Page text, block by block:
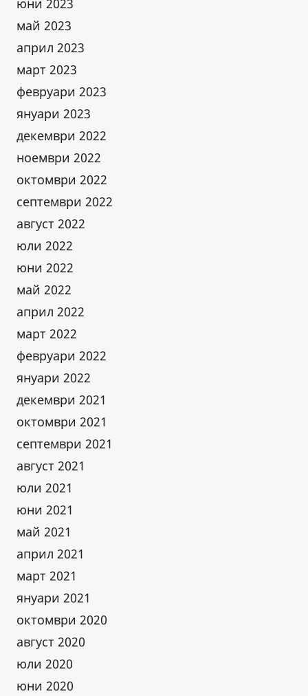
юни 2023
май 2023
април 2023
март 2023
февруари 2023
януари 2023
декември 2022
ноември 2022
октомври 2022
септември 2022
август 2022
юли 2022
юни 2022
май 2022
април 2022
март 2022
февруари 2022
януари 2022
декември 2021
октомври 2021
септември 2021
август 2021
юли 2021
юни 2021
май 2021
април 2021
март 2021
януари 2021
октомври 2020
август 2020
юли 2020
юни 2020